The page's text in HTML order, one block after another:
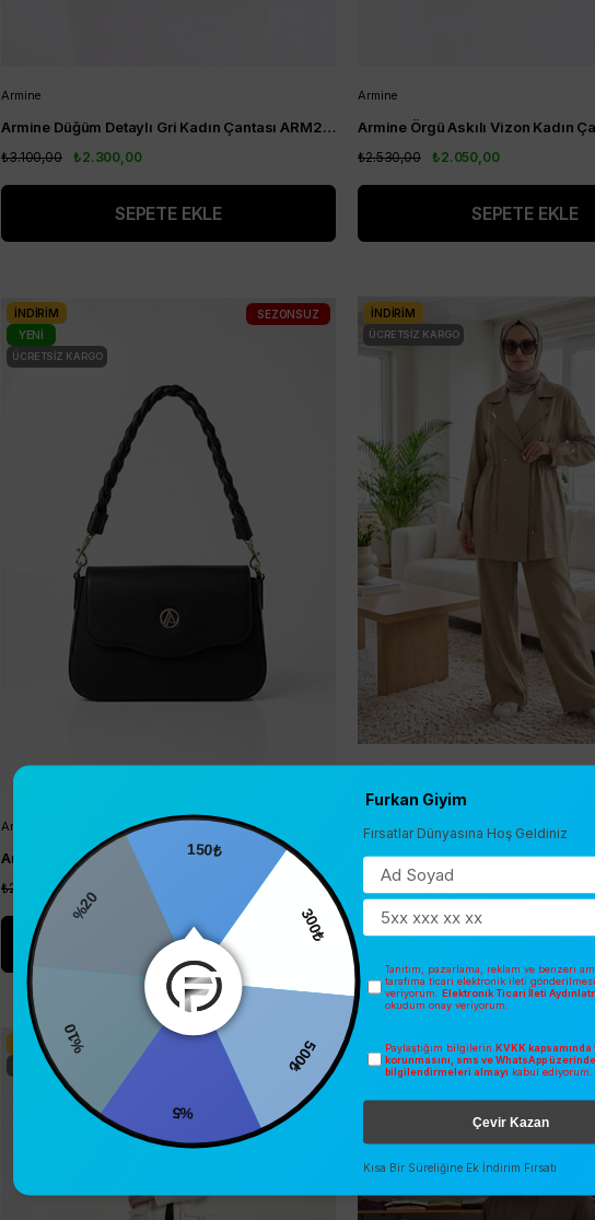
Armine
Armine Düğüm Detaylı Gri Kadın Çantası ARM204
₺2.300,00
₺3.100,00
SEPETE EKLE
Armine
Armine Örgü Askılı Vizon Kadın
₺2.050,00
₺2.530,00
SEPETE EKLE
Armine
Armine Örgü Askılı Siyah Kadın Çantası ARM199
₺2.050,00
₺2.530,00
SEPETE EKLE
İNDIRIM
YENI
ÜRÜN
ÜCRETSIZ KARGO
SEZONSUZ
Armine
₺4.180,00
₺5.324,00
İNDIRIM
ÜCRETSIZ KARGO
İNDIRIM
ÜCRETSIZ KARGO
2026 YAZ İNDIRIM
ÜCRETSIZ KARGO
150₺
300₺
500₺
%5
%10
%20
Furkan Giyim
Fırsatlar Dünyasına Hoş Geldiniz
Tanıtım, pazarlama, reklam ve benzeri
tarafıma ticari elektronik ileti
veriyorum. Elektronik Ticari İleti
okudum onay veriyorum.
Paylaştığım bilgilerin KVKK kapsamında
korunmasını, sms ve WhatsApp
bilgilendirmeleri almayı kabul ediyorum.
Çevir Kazan
Kısa Bir Süreliğine Ek İndirim Fırsatı